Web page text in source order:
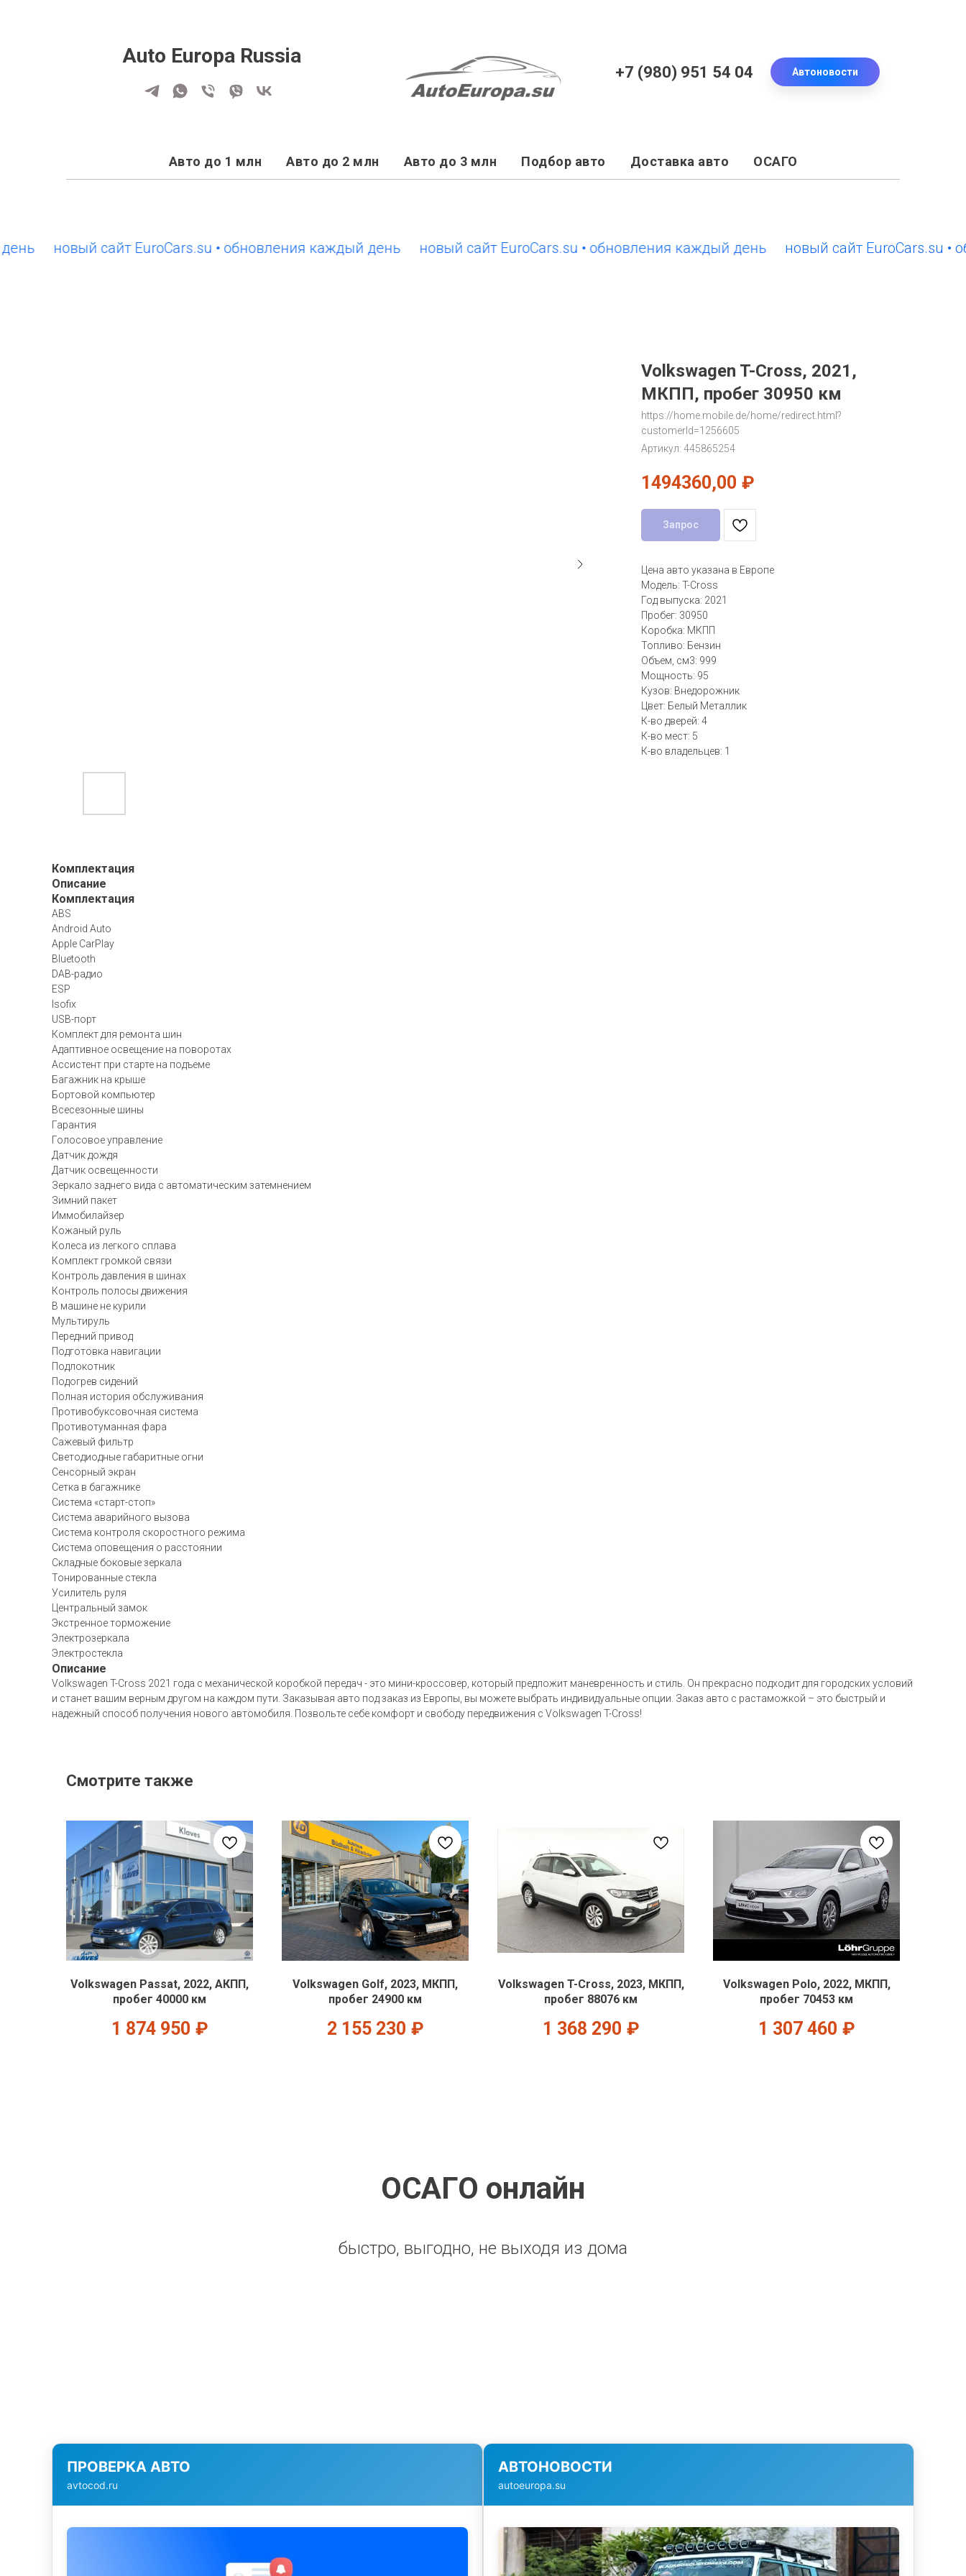
Auto Europa Russia
+7 (980) 951 54 04 Автоновости
Авто до 1 млн Авто до 2 млн Авто до 3 млн Подбор авто Доставка авто ОСАГО
новый сайт EuroCars.su • обновления каждый день новый сайт EuroCars.su • обновления каждый день новый сайт EuroCars.su •
Volkswagen T-Cross, 2021,
МКПП, пробег 30950 км
https://home.mobile.de/home/redirect.html?
customerId=1256605
Артикул: 445865254
1494360,00 ₽
Запрос
Цена авто указана в Европе
Модель: T-Cross
Год выпуска: 2021
Пробег: 30950
Коробка: МКПП
Топливо: Бензин
Объем, см3: 999
Мощность: 95
Кузов: Внедорожник
Цвет: Белый Металлик
К-во дверей: 4
К-во мест: 5
К-во владельцев: 1
Комплектация
Описание
Комплектация
ABS
Android Auto
Apple CarPlay
Bluetooth
DAB-радио
ESP
Isofix
USB-порт
Комплект для ремонта шин
Адаптивное освещение на поворотах
Ассистент при старте на подъеме
Багажник на крыше
Бортовой компьютер
Всесезонные шины
Гарантия
Голосовое управление
Датчик дождя
Датчик освещенности
Зеркало заднего вида с автоматическим затемнением
Зимний пакет
Иммобилайзер
Кожаный руль
Колеса из легкого сплава
Комплект громкой связи
Контроль давления в шинах
Контроль полосы движения
В машине не курили
Мультируль
Передний привод
Подготовка навигации
Подлокотник
Подогрев сидений
Полная история обслуживания
Противобуксовочная система
Противотуманная фара
Сажевый фильтр
Светодиодные габаритные огни
Сенсорный экран
Сетка в багажнике
Система «старт-стоп»
Система аварийного вызова
Система контроля скоростного режима
Система оповещения о расстоянии
Складные боковые зеркала
Тонированные стекла
Усилитель руля
Центральный замок
Экстренное торможение
Электрозеркала
Электростекла
Описание
Volkswagen T-Cross 2021 года с механической коробкой передач - это мини-кроссовер, который предложит маневренность и стиль. Он прекрасно подходит для городских условий
и станет вашим верным другом на каждом пути. Заказывая авто под заказ из Европы, вы можете выбрать индивидуальные опции. Заказ авто с растаможкой – это быстрый и
надежный способ получения нового автомобиля. Позвольте себе комфорт и свободу передвижения с Volkswagen T-Cross!
Смотрите также
Volkswagen Passat, 2022, АКПП,
пробег 40000 км
1 874 950 ₽
Volkswagen Golf, 2023, МКПП,
пробег 24900 км
2 155 230 ₽
Volkswagen T-Cross, 2023, МКПП,
пробег 88076 км
1 368 290 ₽
Volkswagen Polo, 2022, МКПП,
пробег 70453 км
1 307 460 ₽
ОСАГО онлайн
быстро, выгодно, не выходя из дома
ПРОВЕРКА АВТО
avtocod.ru
АВТОНОВОСТИ
autoeuropa.su